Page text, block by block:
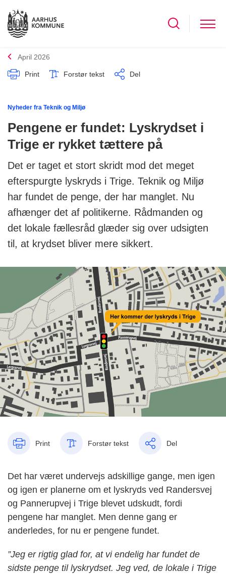
April 2026
Print Forstør tekst Del
Nyheder fra Teknik og Miljø
Pengene er fundet: Lyskrydset i
Trige er rykket tættere på
Det er taget et stort skridt mod det meget
efterspurgte lyskryds i Trige. Teknik og Miljø
har fundet de penge, der har manglet. Nu
afhænger det af politikerne. Rådmanden og
det lokale fællesråd glæder sig over udsigten
til, at krydset bliver mere sikkert.
Print Forstør tekst Del
Det har været undervejs adskillige gange, men igen
og igen er planerne om et lyskryds ved Randersvej
og Pannerupvej i Trige blevet udskudt, fordi
pengene har manglet. Men denne gang er
anderledes, for nu er pengene fundet.
”Jeg er rigtig glad for, at vi endelig har fundet de
sidste penge til lyskrydset. Jeg ved, de lokale i Trige